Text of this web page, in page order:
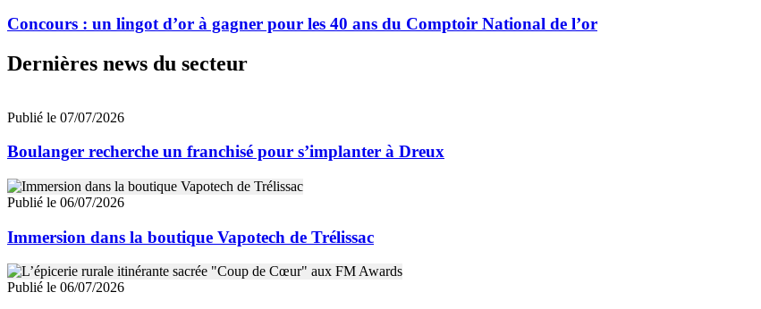
Concours : un lingot d’or à gagner pour les 40 ans du Comptoir National de l’or
Dernières news du secteur
Publié le 07/07/2026
Boulanger recherche un franchisé pour s’implanter à Dreux
Publié le 06/07/2026
Immersion dans la boutique Vapotech de Trélissac
Publié le 06/07/2026